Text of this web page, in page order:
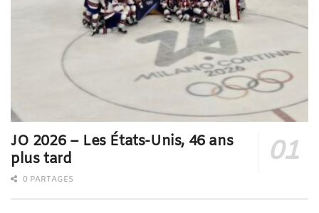
JO 2026 – Les États-Unis, 46 ans
plus tard
0 PARTAGES